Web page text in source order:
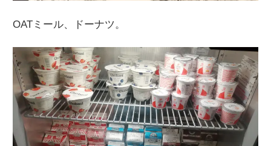
OATミール、ドーナツ。